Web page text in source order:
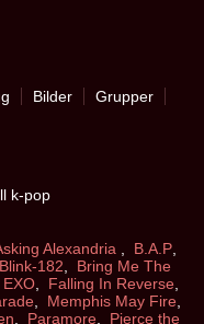
Bilder
Grupper
k-pop
Alexandria B.A.P
Blink-182
Bring Me The
EXO, Falling In Reverse,
Memphis May Fire
Paramore Pierce the